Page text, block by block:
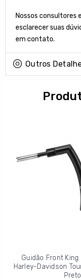
Nossos consultores
esclarecer suas
em contato.
Outros
Guidão Front
Harley-Davidson
Preto